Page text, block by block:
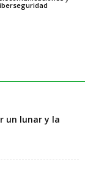
un lunar y la